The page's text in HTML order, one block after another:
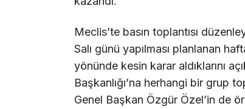
Meclis’te basın toplantısı
Salı günü yapılması planlanan
yönünde kesin karar aldıklarını
Başkanlığı’na herhangi bir grup
Genel Başkan Özgür Özel’in de